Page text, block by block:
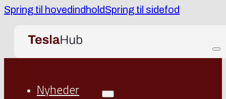
Spring til hovedindholdSpring til sidefod
Nyheder